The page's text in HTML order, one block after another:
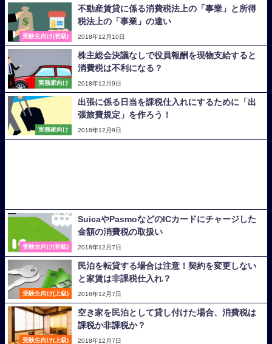
受験生向け(初級)
不動産賃貸に係る消費税法上の「事業」と所得
税法上の「事業」の違い
2018年12月10日
実務家向け
株主総会決議なしで役員報酬を現物支給すると
消費税は不利になる？
2018年12月9日
実務家向け
出張に係る日当を課税仕入れにするために「出
張旅費規定」を作ろう！
2018年12月9日
受験生向け(初級)
SuicaやPasmoなどのICカードにチャージした
金額の消費税の取扱い
2018年12月7日
受験生向け(上級)
民泊を転貸する場合は注意！契約を変更しない
と家賃は非課税仕入れ？
2018年12月7日
受験生向け(上級)
空き家を民泊として貸し付けた場合、消費税は
課税か非課税か？
2018年12月7日